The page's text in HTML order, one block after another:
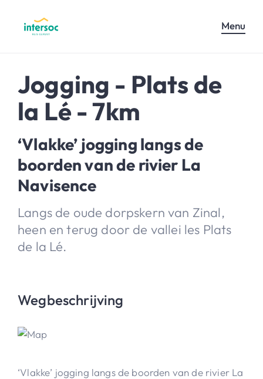
Menu
Jogging - Plats de
la Lé - 7km
‘Vlakke’ jogging langs de
boorden van de rivier La
Navisence
Langs de oude dorpskern van Zinal,
heen en terug door de vallei les Plats
de la Lé.
Wegbeschrijving
‘Vlakke’ jogging langs de boorden van de rivier La